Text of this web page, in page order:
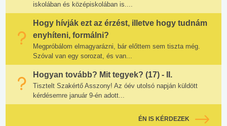
iskolában és középiskolában is....
Hogy hívják ezt az érzést, illetve hogy tudnám
enyhíteni, formálni?
Megpróbálom elmagyarázni, bár előttem sem tiszta még.
Szóval van egy sorozat, és van...
Hogyan tovább? Mit tegyek? (17) - II.
Tisztelt Szakértő Asszony! Az óév utolsó napján küldött
kérdésemre január 9-én adott...
ÉN IS KÉRDEZEK